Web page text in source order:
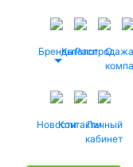
БрендыКаталог
Распродажа
О
НовостиКонтактыЛичный
кабинет